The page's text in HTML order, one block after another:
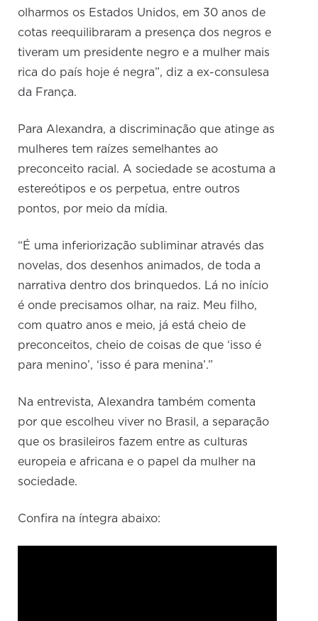
olharmos os Estados Unidos, em 30 anos de
cotas reequilibraram a presença dos negros e
tiveram um presidente negro e a mulher mais
rica do país hoje é negra”, diz a ex-consulesa
da França.
Para Alexandra, a discriminação que atinge as
mulheres tem raízes semelhantes ao
preconceito racial. A sociedade se acostuma a
estereótipos e os perpetua, entre outros
pontos, por meio da mídia.
“É uma inferiorização subliminar através das
novelas, dos desenhos animados, de toda a
narrativa dentro dos brinquedos. Lá no início
é onde precisamos olhar, na raiz. Meu filho,
com quatro anos e meio, já está cheio de
preconceitos, cheio de coisas de que ‘isso é
para menino’, ‘isso é para menina’.”
Na entrevista, Alexandra também comenta
por que escolheu viver no Brasil, a separação
que os brasileiros fazem entre as culturas
europeia e africana e o papel da mulher na
sociedade.
Confira na íntegra abaixo: